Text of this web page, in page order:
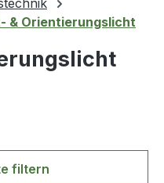
& Orientierungslicht
filtern